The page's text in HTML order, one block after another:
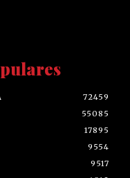
72459
55085
17895
9554
9517